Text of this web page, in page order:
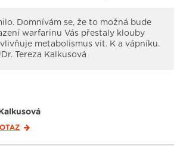
Domnívám se, že to možná bude
warfarinu Vás přestaly klouby
metabolismus vit. K a vápníku.
Tereza Kalkusová